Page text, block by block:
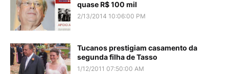
quase R$ 100 mil
2/13/2014 10:06:00 PM
Tucanos prestigiam casamento da
segunda filha de Tasso
1/12/2011 07:50:00 AM